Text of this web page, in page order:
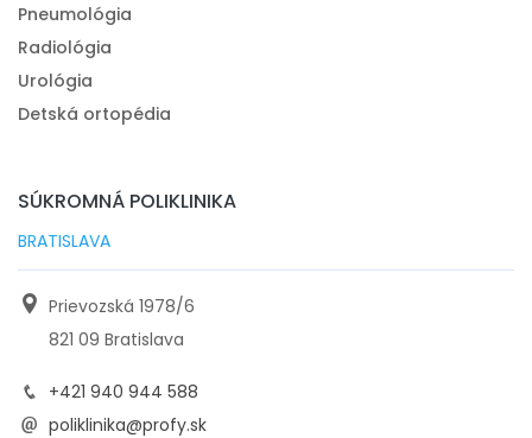
Pneumológia
Radiológia
Urológia
Detská ortopédia
SÚKROMNÁ POLIKLINIKA
BRATISLAVA
Prievozská 1978/6
821 09 Bratislava
+421 940 944 588
poliklinika@profy.sk